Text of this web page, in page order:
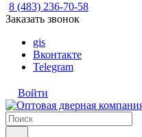
8 (483) 236-70-58
Заказать звонок
gis
Вконтакте
Telegram
Войти